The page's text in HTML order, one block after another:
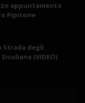
appuntamento
Pipitone
Strada degli
(VIDEO)